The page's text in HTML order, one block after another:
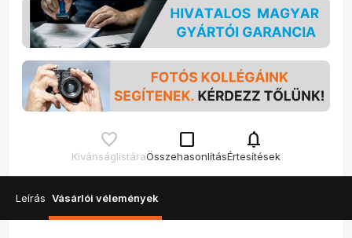
Kívánságlistára
check_box_outline_blank
Összehasonlítás
notifications
Értesítések
Leírás Vásárlói vélemények